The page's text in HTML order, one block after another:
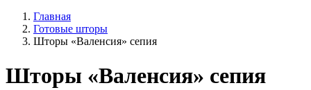
Главная
Готовые шторы
Шторы «Валенсия» сепия
Шторы «Валенсия» сепия